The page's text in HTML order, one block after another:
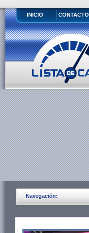
INICIO CONTACTO
Navegación: